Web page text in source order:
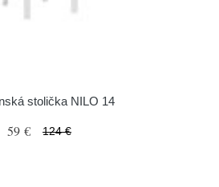
stolička NILO 14
59 € 124 €